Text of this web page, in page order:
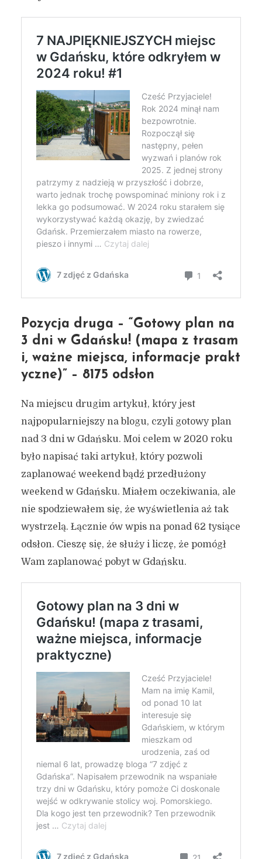
Pozycja druga – “Gotowy plan na
3 dni w Gdańsku! (mapa z trasam
i, ważne miejsca, informacje prakt
yczne)” – 8175 odsłon
Na miejscu drugim artykuł, który jest
najpopularniejszy na blogu, czyli gotowy plan
nad 3 dni w Gdańsku. Moi celem w 2020 roku
było napisać taki artykuł, który pozwoli
zaplanować weekend bądź przedłużony
weekend w Gdańsku. Miałem oczekiwania, ale
nie spodziewałem się, że wyświetlenia aż tak
wystrzelą. Łącznie ów wpis na ponad 62 tysiące
odsłon. Cieszę się, że służy i liczę, że pomógł
Wam zaplanować pobyt w Gdańsku.